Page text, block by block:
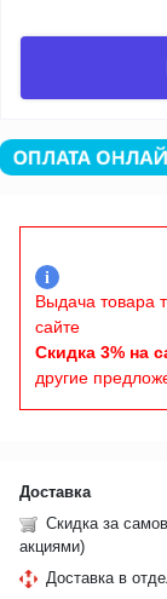
i
Выдача товара
сайте
Скидка 3% на
другие
Доставка
Скидка за
акциями)
Доставка в